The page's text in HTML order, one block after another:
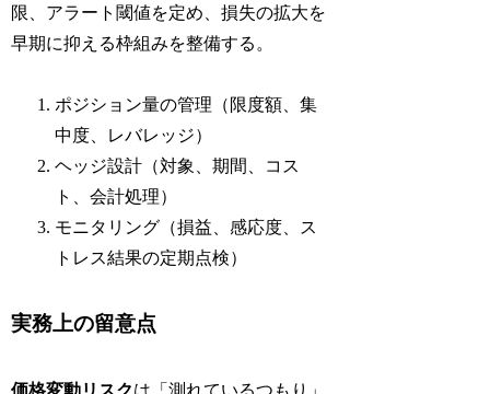
限、アラート閾値を定め、損失の拡大を
早期に抑える枠組みを整備する。
ポジション量の管理（限度額、集
中度、レバレッジ）
ヘッジ設計（対象、期間、コス
ト、会計処理）
モニタリング（損益、感応度、ス
トレス結果の定期点検）
実務上の留意点
価格変動リスクは「測れているつもり」